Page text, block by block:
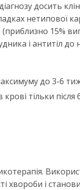
досить
нетипової
15%
і антитіл
до 3-6
крові тільки
хвороби і